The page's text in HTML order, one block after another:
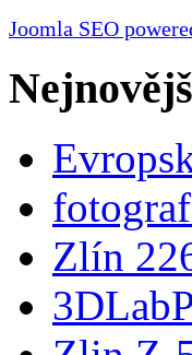
Joomla SEO
Zlín